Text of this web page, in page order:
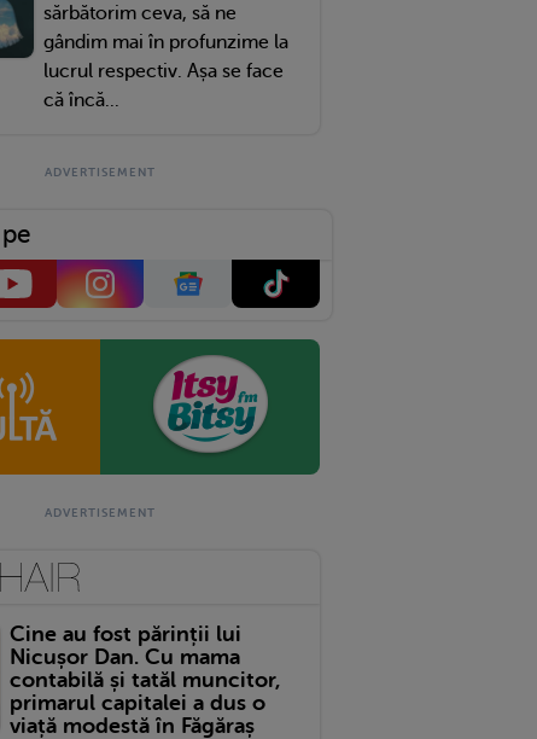
sărbătorim ceva, să ne
gândim mai în profunzime la
lucrul respectiv. Așa se face
că încă...
Cine au fost părinții lui
Nicușor Dan. Cu mama
contabilă și tatăl muncitor,
primarul capitalei a dus o
viață modestă în Făgăraș